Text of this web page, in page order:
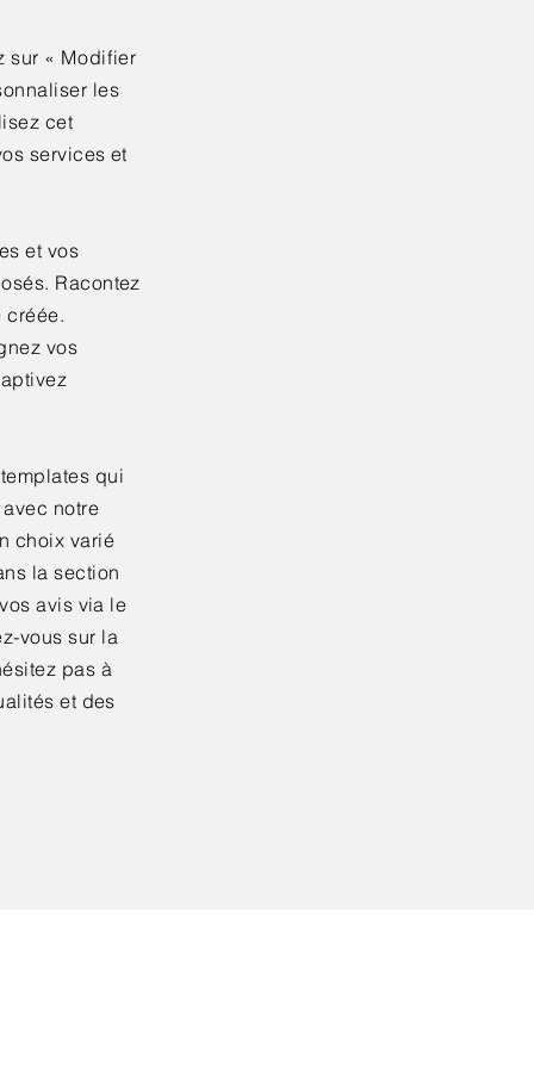
sur « Modifier
les
cet
services et
et vos
Racontez
créée.
vos
qui
notre
choix varié
la section
avis via le
vous sur la
pas à
et des